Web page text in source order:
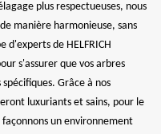
plus respectueuses, nous
manière harmonieuse, sans
de HELFRICH
s'assurer que vos arbres
Grâce à nos
luxuriants et sains, pour le
façonnons un environnement